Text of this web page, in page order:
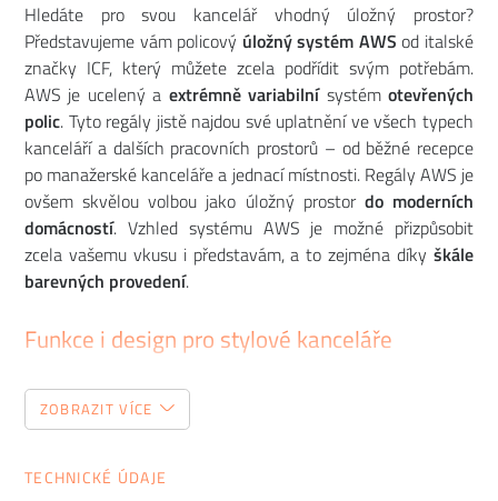
Hledáte pro svou kancelář vhodný úložný prostor?
Představujeme vám policový úložný systém AWSod italské
značky ICF, který můžete zcela podřídit svým potřebám.
AWS je ucelený a extrémně variabilnísystémotevřených
polic. Tyto regály jistě najdou své uplatnění ve všech typech
kanceláří a dalších pracovních prostorů – od běžné recepce
po manažerské kanceláře a jednací místnosti. Regály AWS je
ovšem skvělou volbou jako úložný prostor do moderních
domácností. Vzhled systému AWS je možné přizpůsobit
zcela vašemu vkusu i představám, a to zejména díky škále
barevných provedení.
Funkce i design pro stylové kanceláře
Italská značka ICFse ve své tvorbě zaměřuje zejména na
sestavy nábytku vhodné pro moderní kancelářské prostory.
pracovní stolydo jednací a zasedací místnosti i kanceláře a
ZOBRAZIT VÍCE
TECHNICKÉ ÚDAJE